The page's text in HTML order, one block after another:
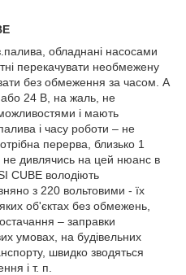
обладнані насосами
перекачувати необмежену
без обмеження за часом. А
або 24 В, на жаль, не
і мають
і часу роботи – не
перерва, близько 1
дивлячись на цей нюанс в
CUBE володіють
з 220 вольтовими - їх
об'єктах без обмежень,
– заправки
умовах, на будівельних
швидко зводяться
і т. п.